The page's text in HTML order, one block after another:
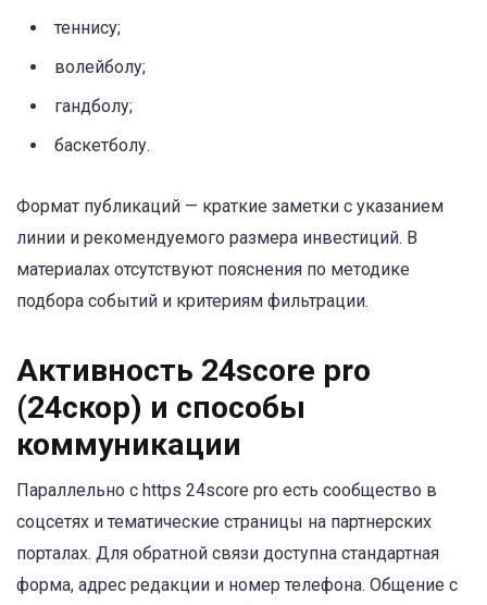
теннису;
волейболу;
гандболу;
баскетболу.
Формат публикаций — краткие заметки с указанием
линии и рекомендуемого размера инвестиций. В
материалах отсутствуют пояснения по методике
подбора событий и критериям фильтрации.
Активность 24score pro
(24скор) и способы
коммуникации
Параллельно с https 24score pro есть сообщество в
соцсетях и тематические страницы на партнерских
порталах. Для обратной связи доступна стандартная
форма, адрес редакции и номер телефона. Общение с